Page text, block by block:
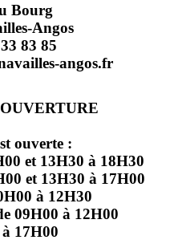
Bourg
Angos
83 85
angos.fr
ouverte :
et 13H30 à 18H30
et 13H30 à 17H00
à 12H30
09H00 à 12H00
17H00